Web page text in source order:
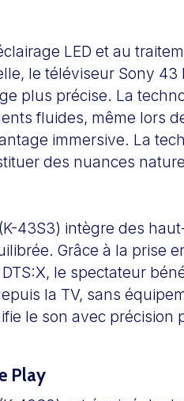
LED et au
le téléviseur Sony 43
plus précise. La
fluides, même lors
immersive. La
des nuances
43S3) intègre des
Grâce à la prise
le spectateur
la TV, sans
le son avec précision
Play